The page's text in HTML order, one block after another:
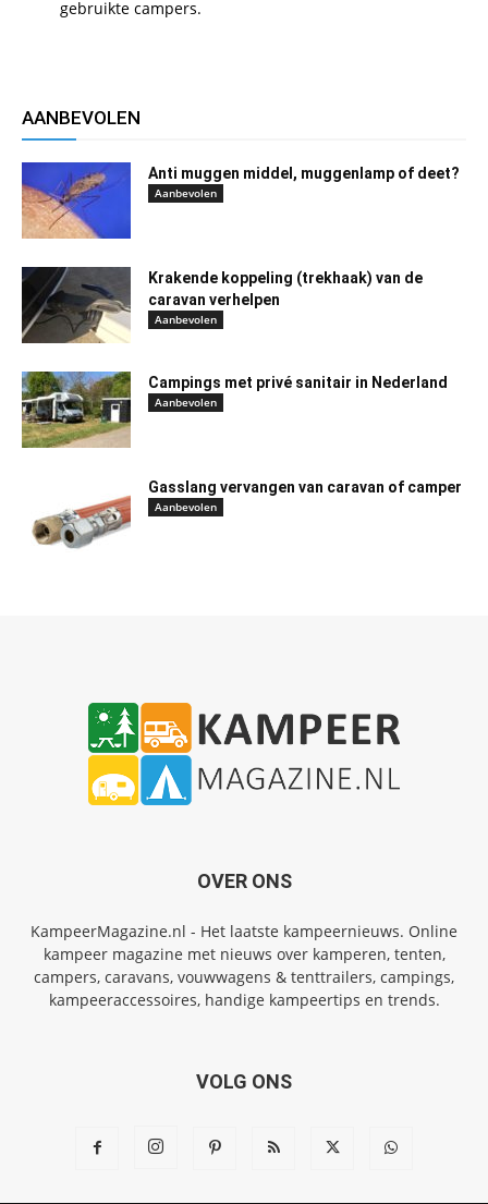
gebruikte campers.
AANBEVOLEN
Anti muggen middel, muggenlamp of deet?
Aanbevolen
Krakende koppeling (trekhaak) van de
caravan verhelpen
Aanbevolen
Campings met privé sanitair in Nederland
Aanbevolen
Gasslang vervangen van caravan of camper
Aanbevolen
OVER ONS
KampeerMagazine.nl - Het laatste kampeernieuws. Online
kampeer magazine met nieuws over kamperen, tenten,
campers, caravans, vouwwagens & tenttrailers, campings,
kampeeraccessoires, handige kampeertips en trends.
VOLG ONS